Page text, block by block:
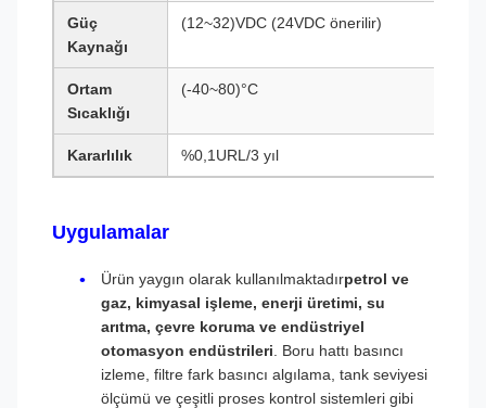
Güç
Kaynağı
(12~32)VDC (24VDC önerilir)
Ortam
Sıcaklığı
(-40~80)°C
Kararlılık %0,1URL/3 yıl
Uygulamalar
Ürün yaygın olarak kullanılmaktadırpetrol ve
gaz, kimyasal işleme, enerji üretimi, su
arıtma, çevre koruma ve endüstriyel
otomasyon endüstrileri . Boru hattı basıncı
izleme, filtre fark basıncı algılama, tank seviyesi
ölçümü ve çeşitli proses kontrol sistemleri gibi